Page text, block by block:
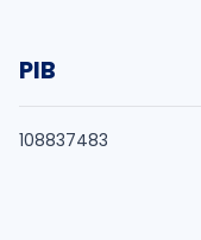
PIB
108837483